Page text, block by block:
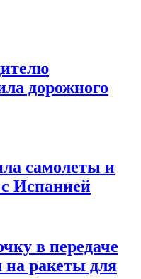
дорожного
самолеты и
Испанией
в передаче
на ракеты для